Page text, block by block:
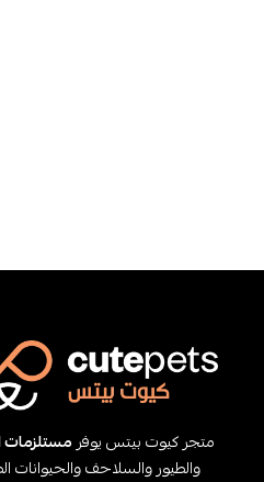
متجر كيوت بيتس يوفر مستلزمات
والطيور والسلاحف والحيوانات